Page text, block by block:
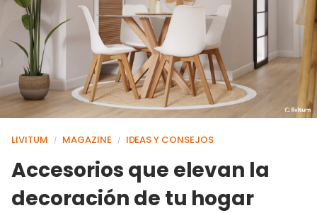
LIVITUM / MAGAZINE / IDEAS Y CONSEJOS
Accesorios que elevan la
decoración de tu hogar